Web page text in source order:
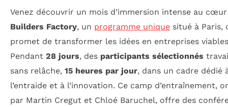
Venez découvrir un mois d’immersion intense au
Builders Factory, un programme unique situé à Paris,
promet de transformer les idées en entreprises
Pendant 28 jours, des participants sélectionnés
sans relâche, 15 heures par jour, dans un cadre dédié
l’entraide et à l’innovation. Ce camp d’entraînement,
par Martin Cregut et Chloé Baruchel, offre des